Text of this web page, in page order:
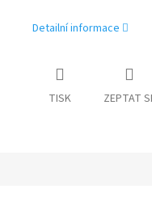
Detailní informace
TISK ZEPTAT